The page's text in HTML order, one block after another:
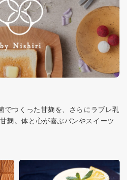
でつくった甘麹を、さらにラブレ乳
麹。体と心が喜ぶパンやスイーツ